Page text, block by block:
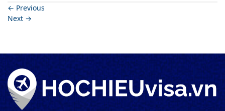
← Previous
Next →